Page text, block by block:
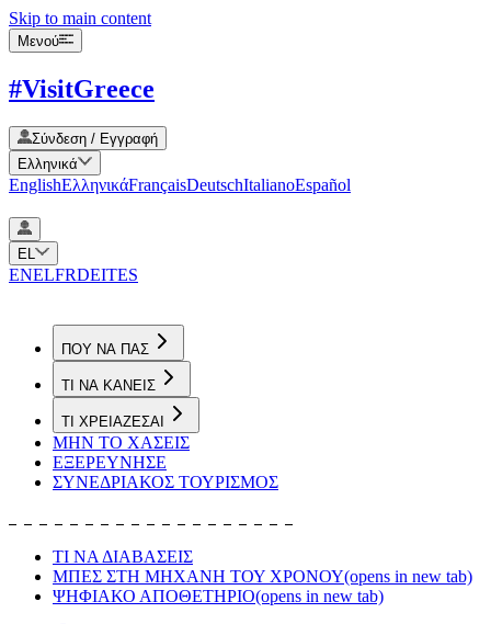
Skip to main content
Μενού
#VisitGreece
Σύνδεση / Εγγραφή
Ελληνικά
EnglishΕλληνικάFrançaisDeutschItalianoEspañol
EL
ENELFRDEITES
ΠΟΥ ΝΑ ΠΑΣ
ΤΙ ΝΑ ΚΑΝΕΙΣ
ΤΙ ΧΡΕΙΑΖΕΣΑΙ
ΜΗΝ ΤΟ ΧΑΣΕΙΣ
ΕΞΕΡΕΥΝΗΣΕ
ΣΥΝΕΔΡΙΑΚΟΣ ΤΟΥΡΙΣΜΟΣ
ΤΙ ΝΑ ΔΙΑΒΑΣΕΙΣ
ΜΠΕΣ ΣΤΗ ΜΗΧΑΝΗ ΤΟΥ ΧΡΟΝΟΥ(opens in new tab)
ΨΗΦΙΑΚΟ ΑΠΟΘΕΤΗΡΙΟ(opens in new tab)